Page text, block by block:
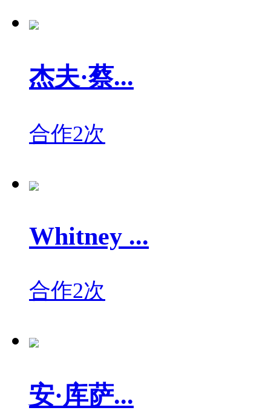
杰夫·蔡...
合作2次
Whitney ...
合作2次
安·库萨...